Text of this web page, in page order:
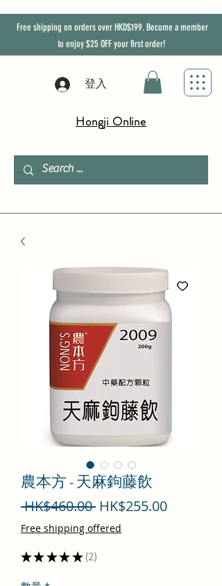
Free shipping on orders over HKD$199. Become a member
to enjoy$25 OFFyour first order!
登入
Hongji Online
農本方 - 天麻鉤藤飲
HK$460.00 一
般
格
HK$255.00促
Free shipping offered
★★★★★ 2
2